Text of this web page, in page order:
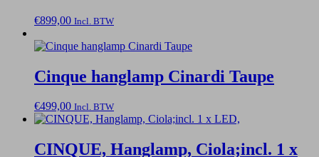
€899,00 Incl. BTW
Cinque hanglamp Cinardi Taupe
€499,00 Incl. BTW
CINQUE, Hanglamp, Ciola;incl. 1 x